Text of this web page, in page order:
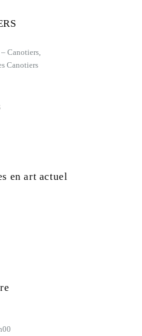
Canotiers,
Canotiers
en art actuel